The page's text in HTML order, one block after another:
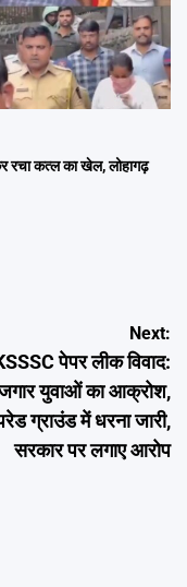
कत्ल का खेल, लोहागढ़
Next:
पेपर लीक विवाद:
युवाओं का आक्रोश,
ग्राउंड में धरना जारी,
सरकार पर लगाए आरोप